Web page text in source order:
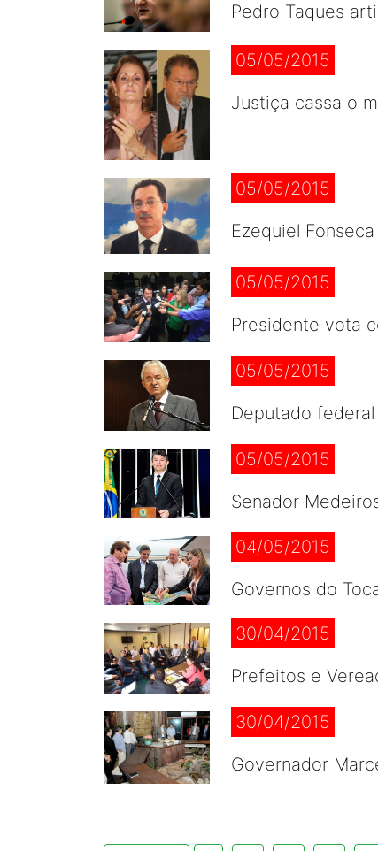
Pedro Taques
05/05/2015
Justiça cassa o
05/05/2015
Ezequiel
05/05/2015
Presidente vota
05/05/2015
Deputado
05/05/2015
Senador
04/05/2015
Governos do
30/04/2015
Prefeitos e
30/04/2015
Governador